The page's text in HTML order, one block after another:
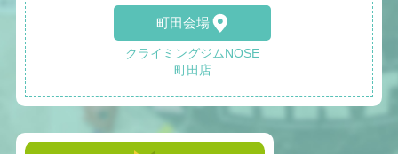
町田会場
クライミングジムNOSE
町田店